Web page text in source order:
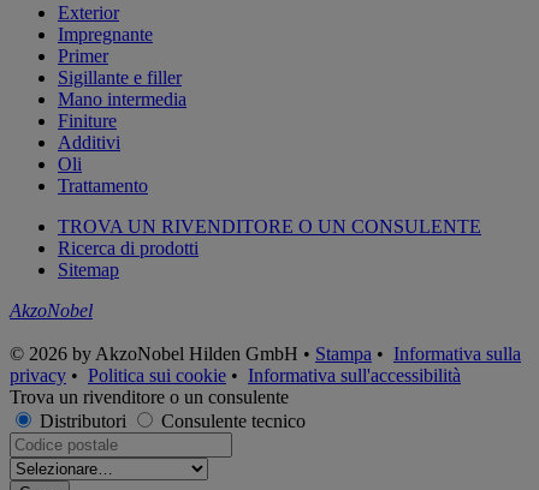
Exterior
Impregnante
Primer
Sigillante e filler
Mano intermedia
Finiture
Additivi
Oli
Trattamento
TROVA UN RIVENDITORE O UN CONSULENTE
Ricerca di prodotti
Sitemap
AkzoNobel
© 2026 by AkzoNobel Hilden GmbH • Stampa • Informativa sulla
privacy • Politica sui cookie • Informativa sull'accessibilità
Trova un rivenditore o un consulente
Distributori
Consulente tecnico